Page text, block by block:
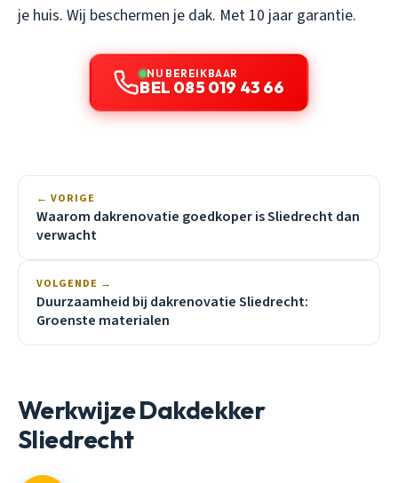
je huis. Wij beschermen je dak. Met 10 jaar garantie.
NU BEREIKBAAR
BEL 085 019 43 66
← VORIGE
Waarom dakrenovatie goedkoper is Sliedrecht dan
verwacht
VOLGENDE →
Duurzaamheid bij dakrenovatie Sliedrecht:
Groenste materialen
Werkwijze Dakdekker
Sliedrecht